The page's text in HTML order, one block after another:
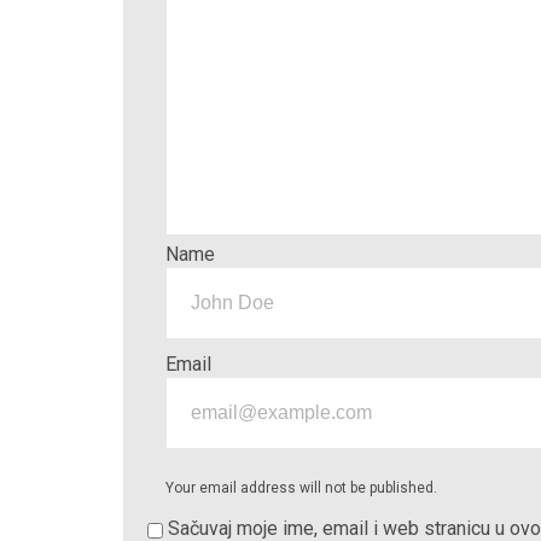
Name
Email
Your email address will not be published.
Sačuvaj moje ime, email i web stranicu u